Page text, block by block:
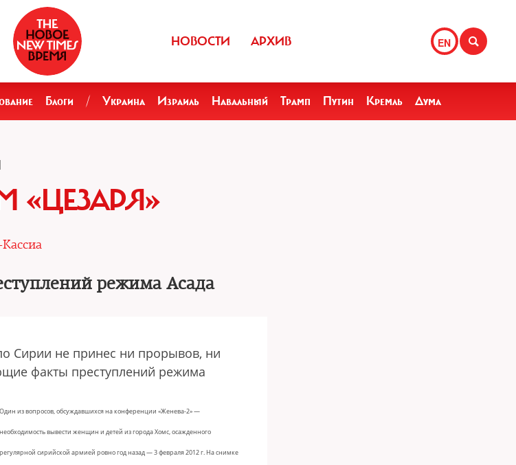
EN
НОВОСТИ АРХИВ
Блоги / Украина Израиль Навальный Трамп Путин Кремль Дума
«ЦЕЗАРЯ»
режима Асада
Сирии не принес ни прорывов, ни
факты преступлений режима
Один из вопросов, обсуждавшихся на конференции «Женева-2» —
необходимость вывести женщин и детей из города Хомс, осажденного
регулярной сирийской армией ровно год назад — 3 февраля 2012 г. На снимке